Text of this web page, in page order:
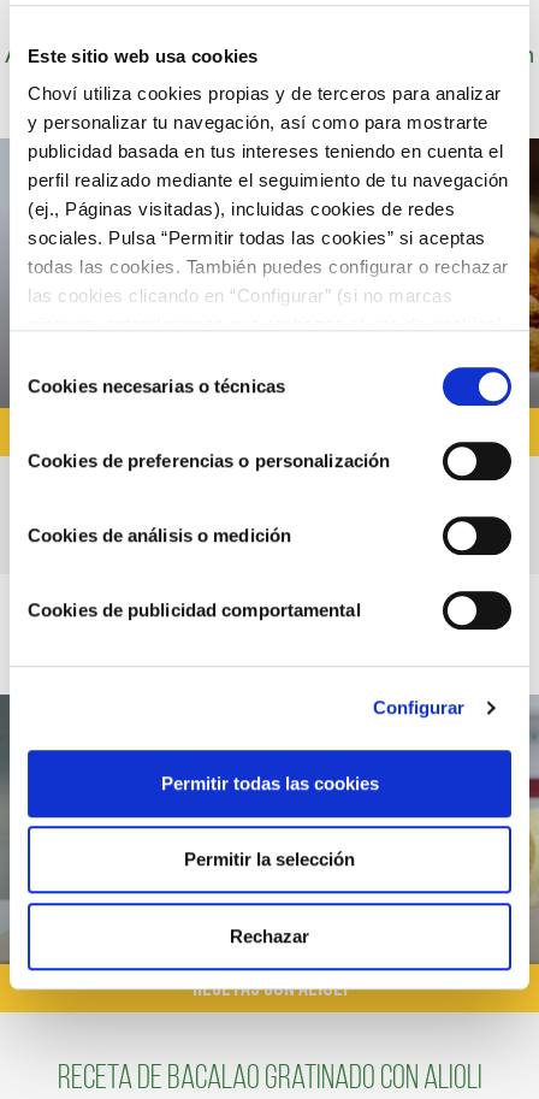
Este sitio web usa cookies
Choví utiliza cookies propias y de terceros para analizar
y personalizar tu navegación, así como para mostrarte
publicidad basada en tus intereses teniendo en cuenta el
perfil realizado mediante el seguimiento de tu navegación
(ej., Páginas visitadas), incluidas cookies de redes
sociales. Pulsa “Permitir todas las cookies” si aceptas
todas las cookies. También puedes configurar o rechazar
las cookies clicando en “Configurar” (si no marcas
COOKIES.
deCookies necesarias o técnicas
Cookies de preferencias o personalización
Cookies de análisis o medición
Cookies de publicidad comportamental
Configurar
Permitir todas las cookies
Permitir la selección
Rechazar
Autor: Cocineros de Choví, expertos en recetas con
salsas para el disfrute.
Croquetas de puchero con Mayonesa
RECETAS CON ALIOLI
Receta de bacalao gratinado con alioli